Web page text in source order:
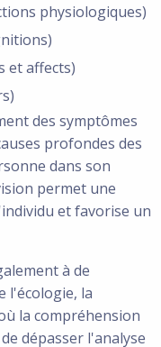
physiologiques)
et affects)
des symptômes
profondes des
dans son
permet une
et favorise un
à de
l'écologie, la
la compréhension
dépasser l'analyse